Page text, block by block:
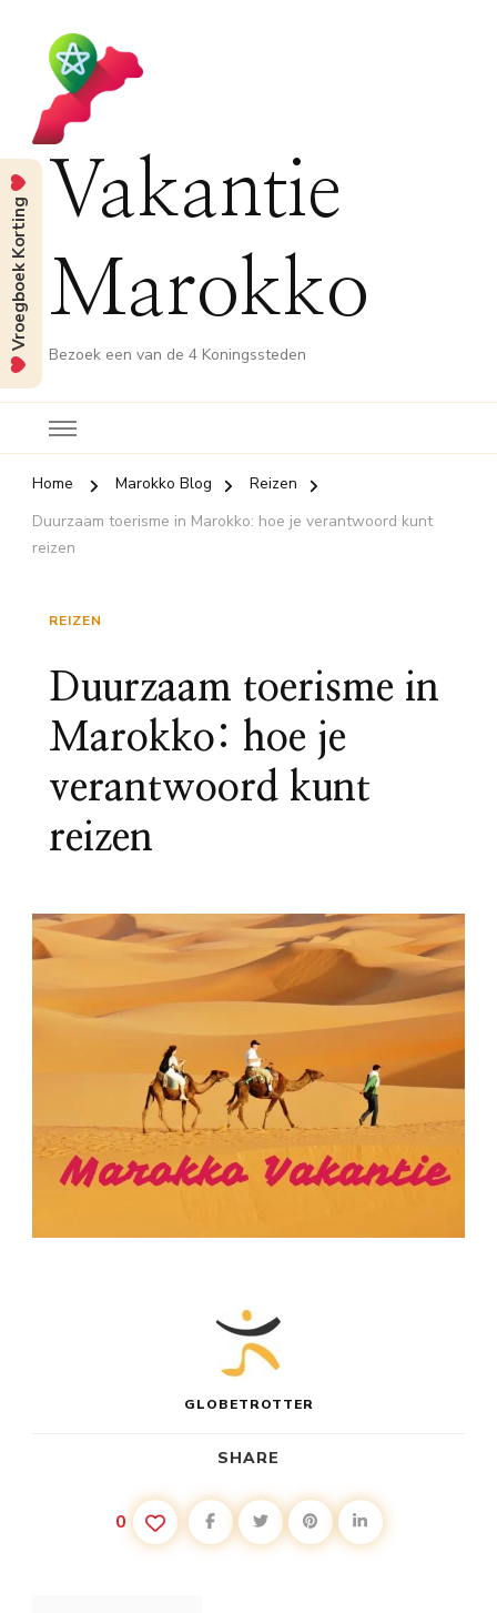
Vakantie
Marokko
Bezoek een van de 4 Koningssteden
Home Marokko Blog
Reizen
Duurzaam toerisme in Marokko: hoe je verantwoord kunt
reizen
REIZEN
Duurzaam toerisme in
Marokko: hoe je
verantwoord kunt
reizen
GLOBETROTTER
SHARE
0
Vroegboek Korting